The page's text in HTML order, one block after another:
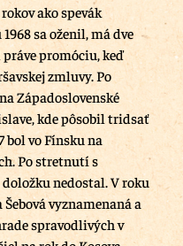
ako spevák
sa oženil, má dve
práve promóciu, keď
zmluvy. Po
Západoslovenské
kde pôsobil tridsať
bol vo Fínsku na
Po stretnutí s
nedostal. V roku
vyznamenaná a
spravodlivých v